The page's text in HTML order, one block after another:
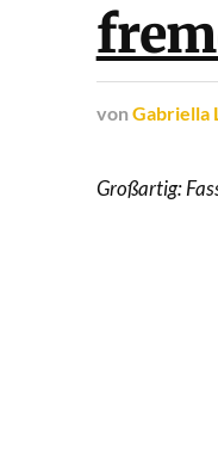
von Gabriella
Großartig: